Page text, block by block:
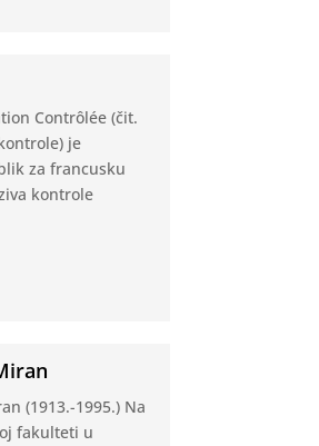
Contrôlée (čit.
je
za francusku
kontrole
(1913.-1995.) Na
fakulteti u